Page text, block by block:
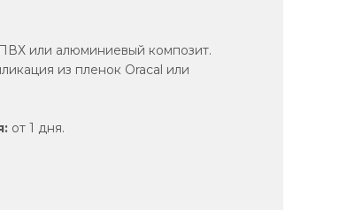
или алюминиевый композит.
из пленок Oracal или
от 1 дня.